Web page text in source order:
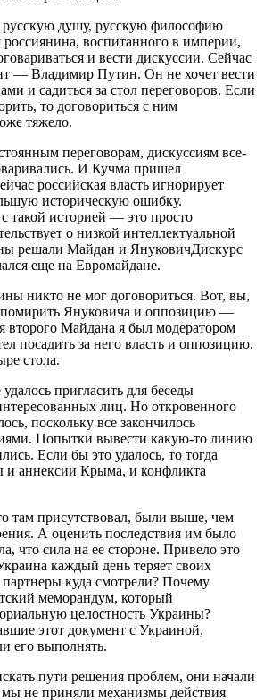
русскую душу, русскую философию
воспитанного в империи,
и вести дискуссии. Сейчас
— Владимир Путин. Он не хочет вести
и садиться за стол переговоров. Если
то договориться с ним
тяжело.
переговорам, дискуссиям все-
И Кучма пришел
российская власть игнорирует
историческую ошибку.
такой историей — это просто
о низкой интеллектуальной
решали Майдан и ЯнуковичДискурс
еще на Евромайдане.
никто не мог договориться. Вот, вы,
Януковича и оппозицию —
второго Майдана я был модератором
посадить за него власть и оппозицию.
стола.
пригласить для беседы
лиц. Но откровенного
поскольку все закончилось
Попытки вывести какую-то линию
Если бы это удалось, то тогда
и аннексии Крыма, и конфликта
там присутствовал, были выше, чем
А оценить последствия им было
что сила на ее стороне. Привело это
каждый день теряет своих
куда смотрели? Почему
меморандум, который
целостность Украины?
этот документ с Украиной,
его выполнять.
пути решения проблем, они начали
мы не приняли механизмы действия